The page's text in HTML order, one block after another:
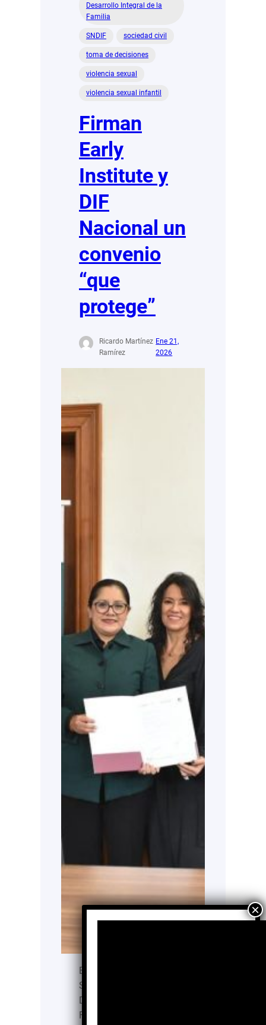
Desarrollo Integral de la
Familia
SNDIF sociedad civil
toma de decisiones
violencia sexual
violencia sexual infantil
Firman
Early
Institute y
DIF
Nacional un
convenio
“que
protege”
Ricardo Martínez
Ramírez
Ene 21,
2026
El Early Institute y el
Sistema Nacional para el
Desarrollo Integral de la
Familia (SNDIF) y,